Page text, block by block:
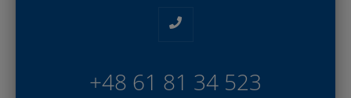
+48 61 81 34 523